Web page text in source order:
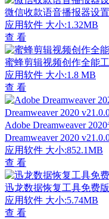
微信收款语音播报器设
应用软件 大小:1.32MB
查 看
蜜蜂剪辑视频创作全能
应用软件 大小:1.8 MB
查 看
Adobe Dreamweaver
Dreamweaver 2020
应用软件 大小:852.1MB
查 看
迅龙数据恢复工具免费
应用软件 大小:5.74MB
查 看